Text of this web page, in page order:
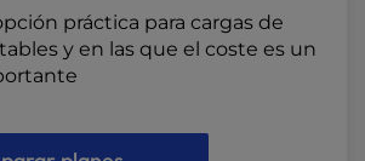
práctica para cargas de
y en las que el coste es un